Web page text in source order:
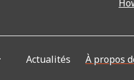
Actualités À propos